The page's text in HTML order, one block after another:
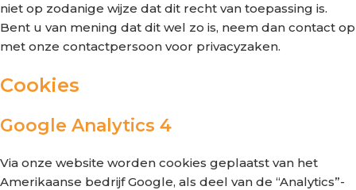
niet op zodanige wijze dat dit recht van toepassing is.
Bent u van mening dat dit wel zo is, neem dan contact op
met onze contactpersoon voor privacyzaken.
Cookies
Google Analytics 4
Via onze website worden cookies geplaatst van het
Amerikaanse bedrijf Google, als deel van de “Analytics”-